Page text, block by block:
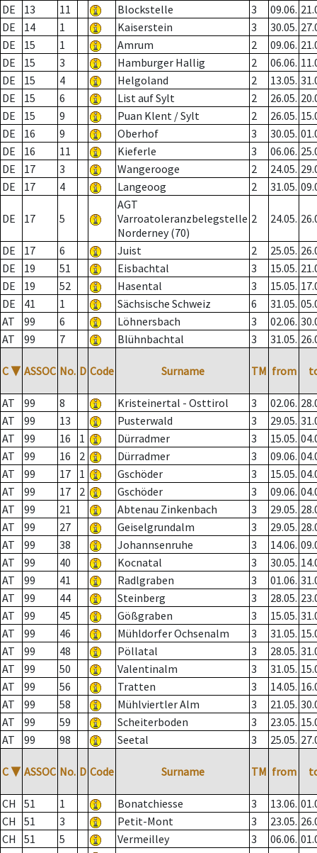
DE
13 11 Blockstelle 3 09.06.
DE
14 1 Kaiserstein 3 30.05.
DE
15 1 Amrum 2 09.06.
DE
15 3 Hamburger Hallig 2 06.06.
DE
15 4 Helgoland 2 13.05.
DE
15 6 List auf Sylt 2 26.05.
DE
15 9 Puan Klent / Sylt 2 26.05.
DE
16 9 Oberhof 3 30.05.
DE
16 11 Kieferle 3 06.06.
DE
17 3 Wangerooge 2 24.05.
DE
17 4 Langeoog 2 31.05.
DE 17 5
AGT
Varroatoleranzbelegstelle
Norderney (70)
2 24.05.
DE 17 6 Juist 2 25.05.
DE
19 51 Eisbachtal 3 15.05.
DE
19 52 Hasental 3 15.05.
DE
41 1 Sächsische Schweiz 6 31.05.
AT
99 6 Löhnersbach 3 02.06.
AT
99 7 Blühnbachtal 3 31.05.
C ▼ ASSOC No. D Code Surname TM from
AT 99 8 Kristeinertal - Osttirol 3 02.06.
AT
99 13 Pusterwald 3 29.05.
AT
99 16 1 Dürradmer 3 15.05.
AT
99 16 2 Dürradmer 3 09.06.
AT
99 17 1 Gschöder 3 15.05.
AT
99 17 2 Gschöder 3 09.06.
AT
99 21 Abtenau Zinkenbach 3 29.05.
AT
99 27 Geiselgrundalm 3 29.05.
AT
99 38 Johannsenruhe 3 14.06.
AT
99 40 Kocnatal 3 30.05.
AT
99 41 Radlgraben 3 01.06.
AT
99 44 Steinberg 3 28.05.
AT
99 45 Gößgraben 3 15.05.
AT
99 46 Mühldorfer Ochsenalm 3 31.05.
AT
99 48 Pöllatal 3 28.05.
AT
99 50 Valentinalm 3 31.05.
AT
99 56 Tratten 3 14.05.
AT
99 58 Mühlviertler Alm 3 21.05.
AT
99 59 Scheiterboden 3 23.05.
AT
99 98 Seetal 3 25.05.
C ▼ ASSOC No. D Code Surname TM from
CH 51 1 Bonatchiesse 3 13.06.
CH
51 3 Petit-Mont 3 23.05.
CH
51 5 Vermeilley 3 06.06.